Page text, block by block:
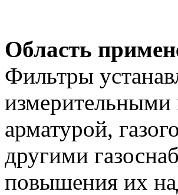
Область
Фильтры
арматурой,
другими
повышения их